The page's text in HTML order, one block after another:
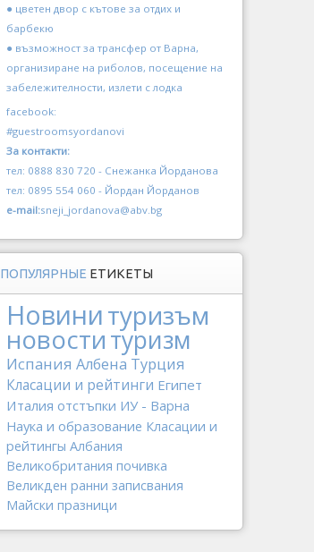
● цветен двор с кътове за отдих и
барбекю
● възможност за трансфер от Варна,
организиране на риболов, посещение на
забележителности, излети с лодка
facebook:
#guestroomsyordanovi
За контакти:
тел: 0888 830 720 - Снежанка Йорданова
тел: 0895 554 060 - Йордан Йорданов
e-mail:sneji_jordanova@abv.bg
ПОПУЛЯРНЫЕ ЕТИКЕТЫ
Новинитуризъм
новоституризм
Испания Албена Турция
Класации и рейтинги Египет
Италия отстъпки ИУ - Варна
Наука и образование Класации и
рейтингы Албания
Великобритания почивка
Великден ранни записвания
Майски празници